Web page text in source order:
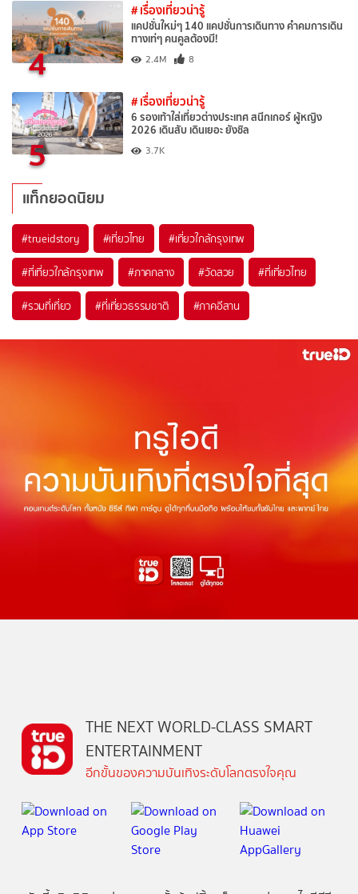
4
# เรื่องเที่ยวน่ารู้
แคปชั่นใหม่ๆ 140 แคปชั่นการเดินทาง คำคมการเดิน
ทางเท่ๆ คนคูลต้องมี!
2.4M 8
5
# เรื่องเที่ยวน่ารู้
6 รองเท้าใส่เที่ยวต่างประเทศ สนีกเกอร์ ผู้หญิง
2026 เดินสับ เดินเยอะ ยังชิล
3.7K
แท็กยอดนิยม
#trueidstory #เที่ยวไทย #เที่ยวใกล้กรุงเทพ
#ที่เที่ยวใกล้กรุงเทพ #ภาคกลาง #วัดสวย #ที่เที่ยวไทย
#รวมที่เที่ยว #ที่เที่ยวธรรมชาติ #ภาคอีสาน
THE NEXT WORLD-CLASS SMART
ENTERTAINMENT
อีกขั้นของความบันเทิงระดับโลกตรงใจคุณ